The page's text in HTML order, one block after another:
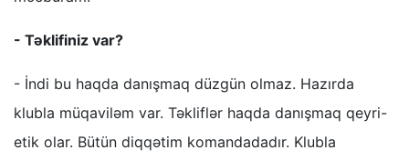
- Təklifiniz var?
- İndi bu haqda danışmaq düzgün olmaz. Hazırda
klubla müqaviləm var. Təkliflər haqda danışmaq qeyri-
etik olar. Bütün diqqətim komandadadır. Klubla